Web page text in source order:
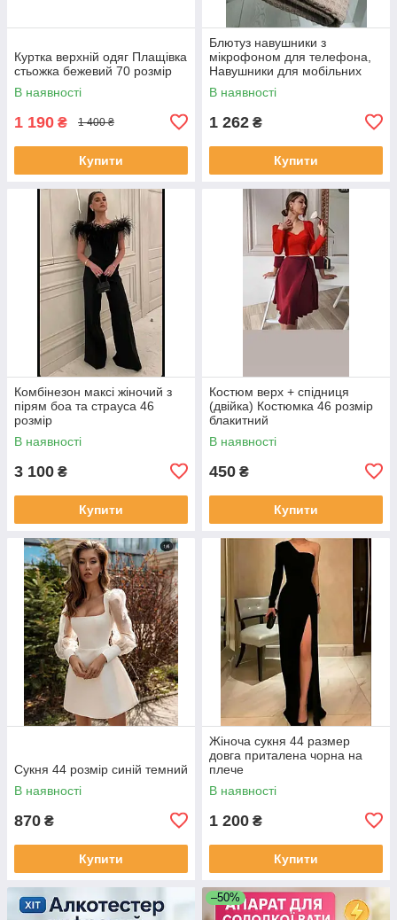
Куртка верхній одяг Плащівка
стьожка бежевий 70 розмір
В наявності
1 190 ₴ 1 400 ₴
Купити
Блютуз навушники з
мікрофоном для телефона,
Навушники для мобільних
телефонів PRO музики YV-30
В наявності
1 262 ₴
Купити
Комбінезон максі жіночий з
пірям боа та страуса 46
розмір
В наявності
3 100 ₴
Купити
Костюм верх + спідниця
(двійка) Костюмка 46 розмір
блакитний
В наявності
450 ₴
Купити
Сукня 44 розмір синій темний
В наявності
870 ₴
Купити
Жіноча сукня 44 размер
довга приталена чорна на
плече
В наявності
1 200 ₴
Купити
–50%